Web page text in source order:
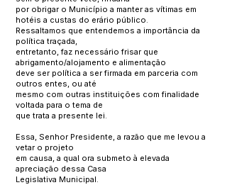
por obrigar o Município a manter as vítimas em
hotéis a custas do erário público.
Ressaltamos que entendemos a importância da
política traçada,
entretanto, faz necessário frisar que
abrigamento/alojamento e alimentação
deve ser política a ser firmada em parceria com
outros entes, ou até
mesmo com outras instituições com finalidade
voltada para o tema de
que trata a presente lei.
Essa, Senhor Presidente, a razão que me levou a
vetar o projeto
em causa, a qual ora submeto à elevada
apreciação dessa Casa
Legislativa Municipal.